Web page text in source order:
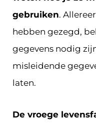
gebruiken.
hebben gezegd,
gegevens nodig
misleidende
laten.
De vroege